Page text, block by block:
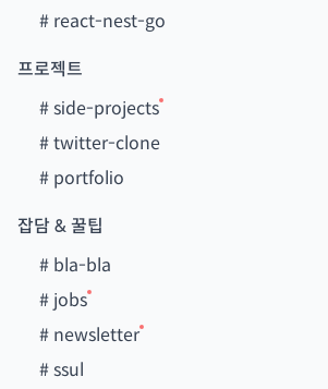
# react-nest-go
프로젝트
#side-projects
#twitter-clone
# portfolio
잡담 & 꿀팁
# bla-bla
# jobs
# newsletter
#ssul